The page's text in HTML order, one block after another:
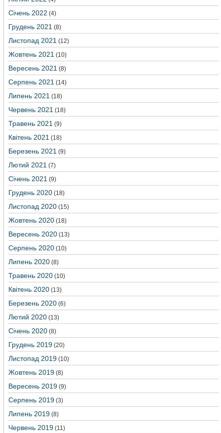
Січень 2022 (4)
Грудень 2021 (8)
Листопад 2021 (12)
Жовтень 2021 (10)
Вересень 2021 (8)
Серпень 2021 (14)
Липень 2021 (18)
Червень 2021 (18)
Травень 2021 (9)
Квітень 2021 (18)
Березень 2021 (9)
Лютий 2021 (7)
Січень 2021 (9)
Грудень 2020 (18)
Листопад 2020 (15)
Жовтень 2020 (18)
Вересень 2020 (13)
Серпень 2020 (10)
Липень 2020 (8)
Травень 2020 (10)
Квітень 2020 (13)
Березень 2020 (6)
Лютий 2020 (13)
Січень 2020 (8)
Грудень 2019 (20)
Листопад 2019 (10)
Жовтень 2019 (8)
Вересень 2019 (9)
Серпень 2019 (3)
Липень 2019 (8)
Червень 2019 (11)